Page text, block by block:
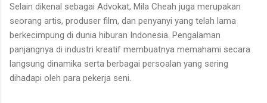
Selain dikenal sebagai Advokat, Mila Cheah juga merupakan
seorang artis, produser film, dan penyanyi yang telah lama
berkecimpung di dunia hiburan Indonesia. Pengalaman
panjangnya di industri kreatif membuatnya memahami secara
langsung dinamika serta berbagai persoalan yang sering
dihadapi oleh para pekerja seni.